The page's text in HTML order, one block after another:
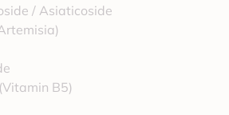
/ Asiaticoside
B5)